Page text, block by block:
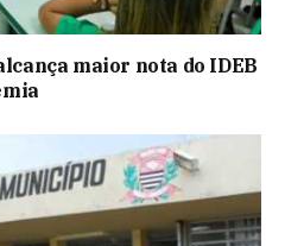
maior nota do IDEB